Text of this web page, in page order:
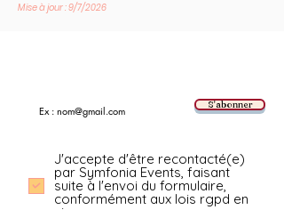
Mise à jour : 9/7/2026
S'abonner
J'accepte d'être recontacté(e)
par Symfonia Events, faisant
suite à l'envoi du formulaire,
conformément aux lois rgpd en